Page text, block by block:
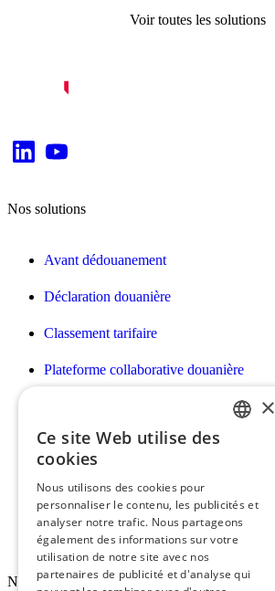
Voir toutes les solutions
Nos solutions
Avant dédouanement
Déclaration douanière
Classement tarifaire
Plateforme collaborative douanière
Déclarations Intrastat/EMEBI DES
Facturation des prestations douanières
Déclaration e-commerce H7
Nos services
×
Ce site Web utilise des
cookies
Nous utilisons des cookies pour
personnaliser le contenu, les publicités et
analyser notre trafic. Nous partageons
également des informations sur votre
utilisation de notre site avec nos
partenaires de publicité et d'analyse qui